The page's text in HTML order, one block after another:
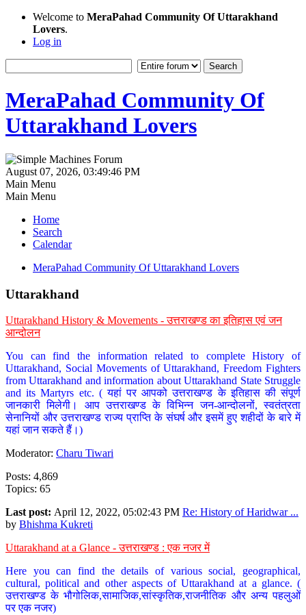
Welcome to MeraPahad Community Of Uttarakhand
Lovers.
Log in
MeraPahad Community Of
Uttarakhand Lovers
August 07, 2026, 03:49:46 PM
Main Menu
Main Menu
Home
Search
Calendar
MeraPahad Community Of Uttarakhand Lovers
Uttarakhand
Uttarakhand History & Movements - उत्तराखण्ड का इतिहास एवं जन
आन्दोलन
You can find the information related to complete History of
Uttarakhand, Social Movements of Uttarakhand, Freedom Fighters
from Uttarakhand and information about Uttarakhand State Struggle
and its Martyrs etc. ( यहां पर आपको उत्तराखण्ड के इतिहास की संपूर्ण
जानकारी मिलेगी। आप उत्तराखण्ड के विभिन्न जन-आन्दोलनों, स्वतंत्रता
सेनानियों और उत्तराखण्ड राज्य प्राप्ति के संघर्ष और इसमें हुए शहीदों के बारे में
यहां जान सकते हैं।)
Moderator: Charu Tiwari
Posts: 4,869
Topics: 65
Last post: April 12, 2022, 05:02:43 PM Re: History of Haridwar ...
by Bhishma Kukreti
Uttarakhand at a Glance - उत्तराखण्ड : एक नजर में
Here you can find the details of various social, geographical,
cultural, political and other aspects of Uttarakhand at a glance. (
उत्तराखण्ड के भौगोलिक,सामाजिक,सांस्कृतिक,राजनीतिक और अन्य पहलुओं
पर एक नजर)